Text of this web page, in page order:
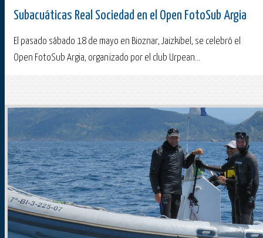
Subacuáticas Real Sociedad en el Open FotoSub Argia
El pasado sábado 18 de mayo en Bioznar, Jaizkibel, se celebró el
Open FotoSub Argia, organizado por el club Urpean...